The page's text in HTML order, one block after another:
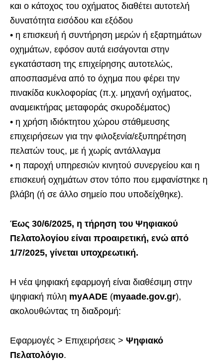
και ο κάτοχος του οχήματος διαθέτει αυτοτελή
δυνατότητα εισόδου και εξόδου
• η επισκευή ή συντήρηση μερών ή εξαρτημάτων
οχημάτων, εφόσον αυτά εισάγονται στην
εγκατάσταση της επιχείρησης αυτοτελώς,
αποσπασμένα από το όχημα που φέρει την
πινακίδα κυκλοφορίας (π.χ. μηχανή οχήματος,
αναμεικτήρας μεταφοράς σκυροδέματος)
• η χρήση ιδιόκτητου χώρου στάθμευσης
επιχειρήσεων για την φιλοξενία/εξυπηρέτηση
πελατών τους, με ή χωρίς αντάλλαγμα
• η παροχή υπηρεσιών κινητού συνεργείου και η
επισκευή οχημάτων στον τόπο που εμφανίστηκε η
βλάβη (ή σε άλλο σημείο που υποδείχθηκε).
Έως 30/6/2025, η τήρηση του Ψηφιακού
Πελατολογίου είναι προαιρετική, ενώ από
1/7/2025, γίνεται υποχρεωτική.
Η νέα ψηφιακή εφαρμογή είναι διαθέσιμη στην
ψηφιακή πύλη myAADE (myaade.gov.gr),
ακολουθώντας τη διαδρομή:
Εφαρμογές > Επιχειρήσεις > Ψηφιακό
Πελατολόγιο.